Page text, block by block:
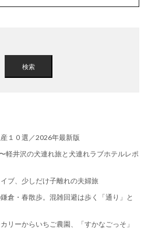
検索
１０選／2026年最新版
軽井沢の犬連れ旅と犬連れラブホテルレポ
ブ、少しだけ子離れの夫婦旅
倉・春散歩。混雑回避は歩く「通り」と
リーからいちご農園、「すかなごっそ」